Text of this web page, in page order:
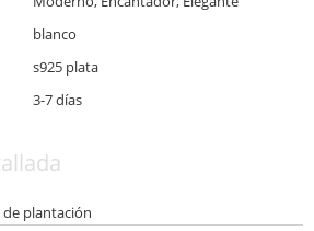
blanco
s925 plata
3-7 días
de plantación